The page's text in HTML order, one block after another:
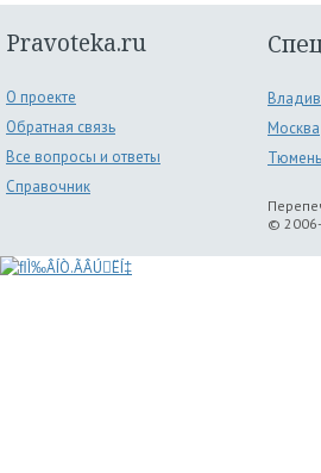
Pravoteka.ru
О проекте
Обратная связь
Все вопросы и ответы
Справочник
Москва
Тюмень
©